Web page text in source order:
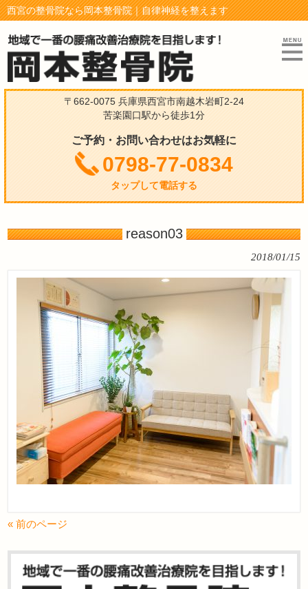
西宮の整骨院なら岡本整骨院｜自律神経を整えます
〒662-0075 兵庫県西宮市南越木岩町2-24
苦楽園口駅から徒歩1分
ご予約・お問い合わせはお気軽に
0798-77-0834
タップして電話する
reason03
2018/01/15
« 前のページ